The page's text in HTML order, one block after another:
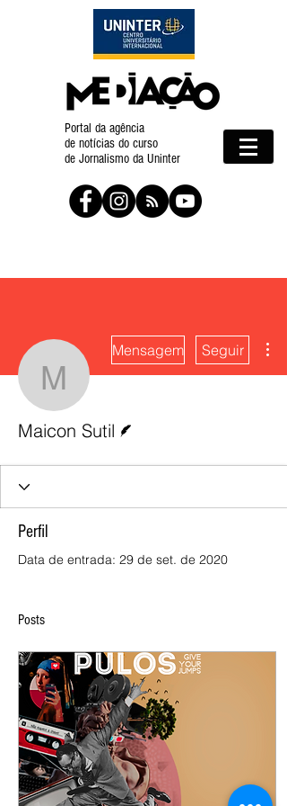
Portal da agência
de notícias do curso
de Jornalismo da Uninter
Maicon Sutil
Mensagem Seguir
Maicon Sutil
Perfil
Data de entrada: 29 de set. de 2020
Posts